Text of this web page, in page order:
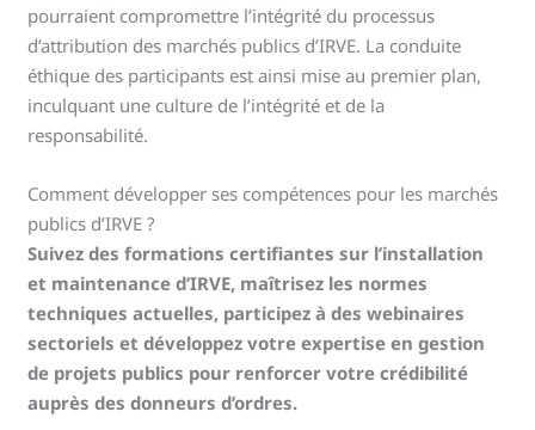
pourraient compromettre l’intégrité du processus
d’attribution des marchés publics d’IRVE. La conduite
éthique des participants est ainsi mise au premier plan,
inculquant une culture de l’intégrité et de la
responsabilité.
Comment développer ses compétences pour les marchés
publics d’IRVE ?
Suivez des formations certifiantes sur l’installation
et maintenance d’IRVE, maîtrisez les normes
techniques actuelles, participez à des webinaires
sectoriels et développez votre expertise en gestion
de projets publics pour renforcer votre crédibilité
auprès des donneurs d’ordres.